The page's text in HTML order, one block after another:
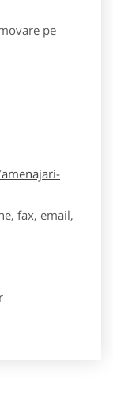
pe
fax, email,